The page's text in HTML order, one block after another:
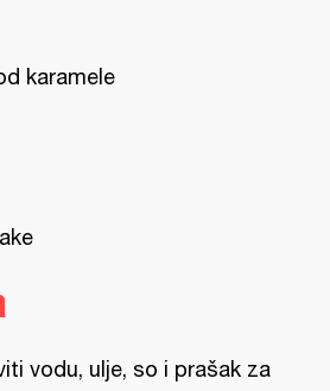
karamele
vodu, ulje, so i prašak za